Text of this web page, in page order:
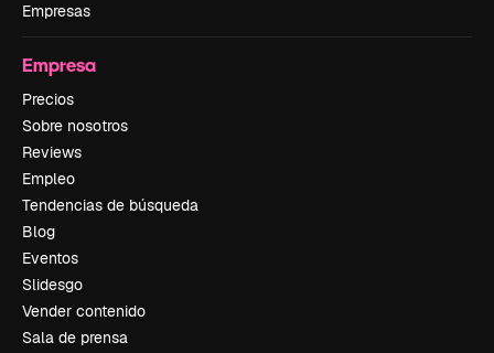
Empresas
Empresa
Precios
Sobre nosotros
Reviews
Empleo
Tendencias de búsqueda
Blog
Eventos
Slidesgo
Vender contenido
Sala de prensa